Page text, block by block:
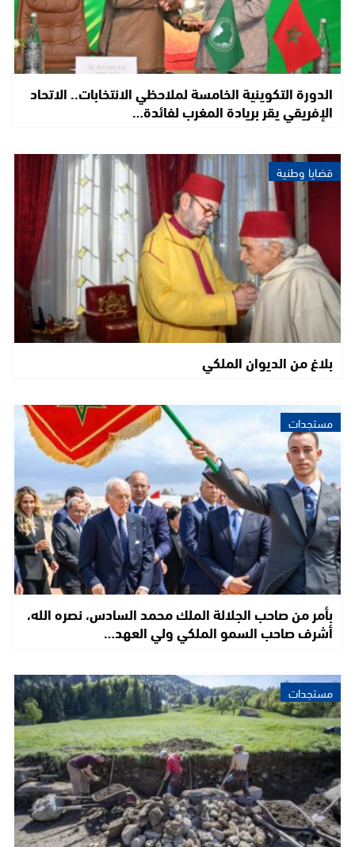
الدورة التكوينية الخامسة لملاحظي الانتخابات.. الاتحاد
الإفريقي يقر بريادة المغرب لفائدة…
قضايا وطنية
بلاغ من الديوان الملكي
مستجدات
بأمر من صاحب الجلالة الملك محمد السادس، نصره الله،
أشرف صاحب السمو الملكي ولي العهد…
مستجدات